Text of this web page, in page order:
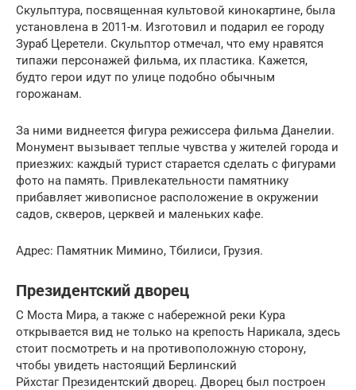
Скульптура, посвященная культовой кинокартине, была
установлена в 2011-м. Изготовил и подарил ее городу
Зураб Церетели. Скульптор отмечал, что ему нравятся
типажи персонажей фильма, их пластика. Кажется,
будто герои идут по улице подобно обычным
горожанам.
За ними виднеется фигура режиссера фильма Данелии.
Монумент вызывает теплые чувства у жителей города и
приезжих: каждый турист старается сделать с фигурами
фото на память. Привлекательности памятнику
прибавляет живописное расположение в окружении
садов, скверов, церквей и маленьких кафе.
Адрес: Памятник Мимино, Тбилиси, Грузия.
Президентский дворец
С Моста Мира, а также с набережной реки Кура
открывается вид не только на крепость Нарикала, здесь
стоит посмотреть и на противоположную сторону,
чтобы увидеть настоящий Берлинский
Рйхстаг Президентский дворец. Дворец был построен